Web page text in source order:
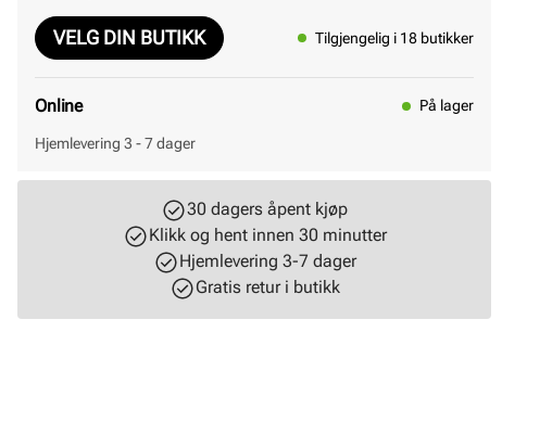
VELG DIN BUTIKK Tilgjengelig i 18 butikker
Online På lager
Hjemlevering 3 - 7 dager
30 dagers åpent kjøp
Klikk og hent innen 30 minutter
Hjemlevering 3-7 dager
Gratis retur i butikk